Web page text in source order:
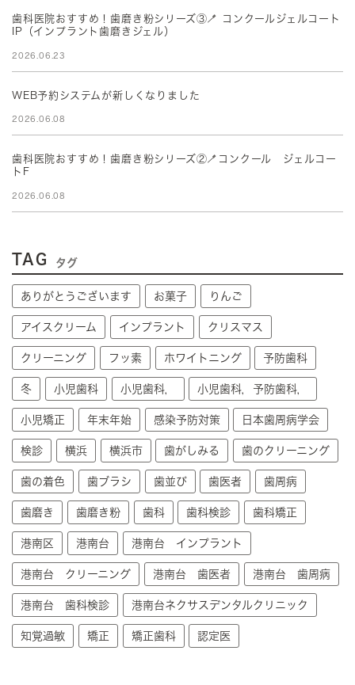
歯科医院おすすめ！歯磨き粉シリーズ③🪥 コンクールジェルコート
IP（インプラント歯磨きジェル）
2026.06.23
WEB予約システムが新しくなりました
2026.06.08
歯科医院おすすめ！歯磨き粉シリーズ②🪥コンクール ジェルコー
トF
2026.06.08
TAG タグ
ありがとうございます お菓子 りんご
アイスクリーム インプラント クリスマス
クリーニング フッ素 ホワイトニング 予防歯科
冬 小児歯科 小児歯科， 小児歯科，予防歯科，
小児矯正 年末年始 感染予防対策 日本歯周病学会
検診 横浜 横浜市 歯がしみる 歯のクリーニング
歯の着色 歯ブラシ 歯並び 歯医者 歯周病
歯磨き 歯磨き粉 歯科 歯科検診 歯科矯正
港南区 港南台 港南台 インプラント
港南台 クリーニング 港南台 歯医者 港南台 歯周病
港南台 歯科検診 港南台ネクサスデンタルクリニック
知覚過敏 矯正 矯正歯科 認定医